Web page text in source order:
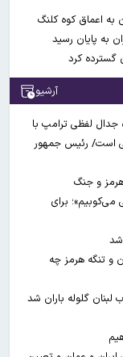
به اعماق کوه کلنگ
به پایان رسید
گسترده کرد
آرشیو
لفظی ترامپ با
است/ رئیس جمهور
هرمز و جنگ
برای
و تنگه هرمز چه